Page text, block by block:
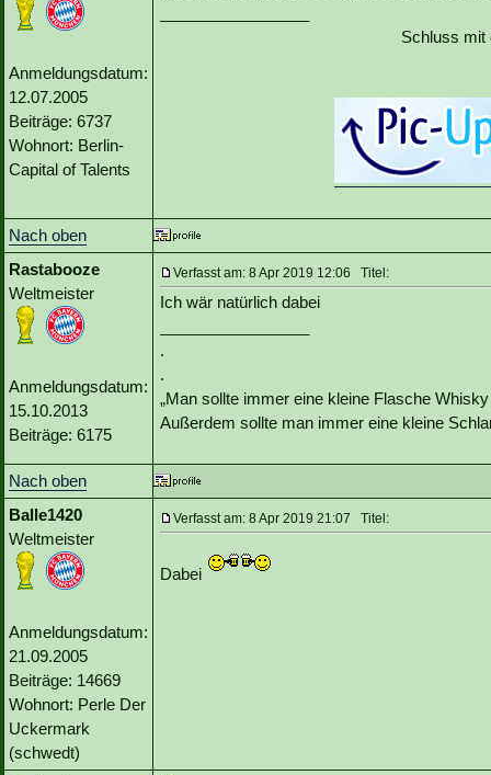
Anmeldungsdatum:
12.07.2005
Beiträge: 6737
Wohnort: Berlin-
Capital of Talents
Schluss mit
Nach oben
Rastabooze
Weltmeister
Anmeldungsdatum:
15.10.2013
Beiträge: 6175
Verfasst am: 8 Apr 2019 12:06 Titel:
Ich wär natürlich dabei
.
.
„Man sollte immer eine kleine Flasche
Außerdem sollte man immer eine kleine
Nach oben
Balle1420
Weltmeister
Anmeldungsdatum:
21.09.2005
Beiträge: 14669
Wohnort: Perle Der
Uckermark
(schwedt)
Verfasst am: 8 Apr 2019 21:07 Titel:
Dabei